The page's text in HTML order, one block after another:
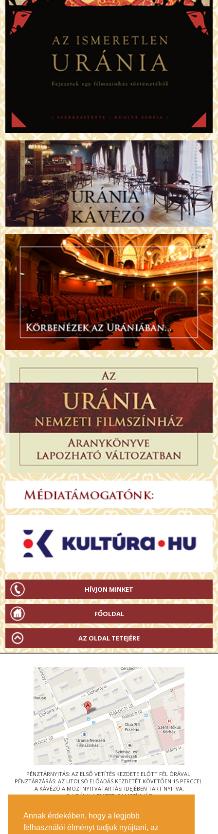
Annak érdekében, hogy a legjobb
felhasználói élményt tudjuk nyújtani, az
HÍVJON MINKET
FŐOLDAL
AZ OLDAL TETEJÉRE
PÉNZTÁRNYITÁS: AZ ELSŐ VETÍTÉS KEZDETE ELŐTT FÉL ÓRÁVAL.
PÉNZTÁRZÁRÁS: AZ UTOLSÓ ELŐADÁS KEZDETÉT KÖVETŐEN 15 PERCCEL.
A KÁVÉZÓ A MOZI NYITVATARTÁSI IDEJÉBEN TART NYITVA.
© URÁNIA NEMZETI FILMSZÍNHÁZ
1088 BUDAPEST, RÁKÓCZI ÚT 21.